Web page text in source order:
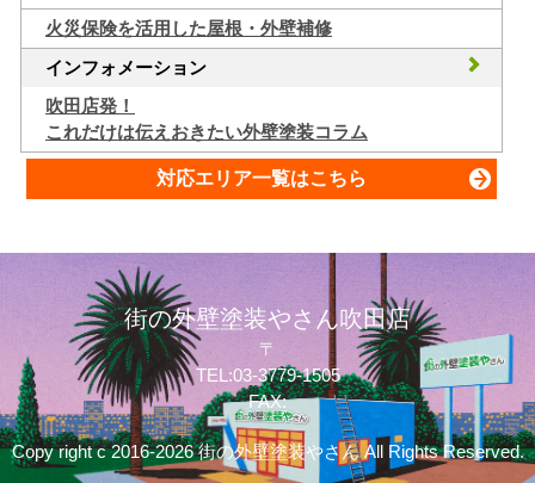
火災保険を活用した屋根・外壁補修
インフォメーション
吹田店発！
これだけは伝えおきたい外壁塗装コラム
対応エリア一覧はこちら
街の外壁塗装やさん吹田店
〒
TEL:03-3779-1505
FAX:
Copy right c 2016-2026 街の外壁塗装やさん All Rights Reserved.